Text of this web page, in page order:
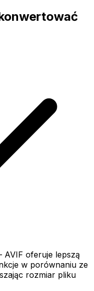
oferuje lepszą
w porównaniu ze
rozmiar pliku